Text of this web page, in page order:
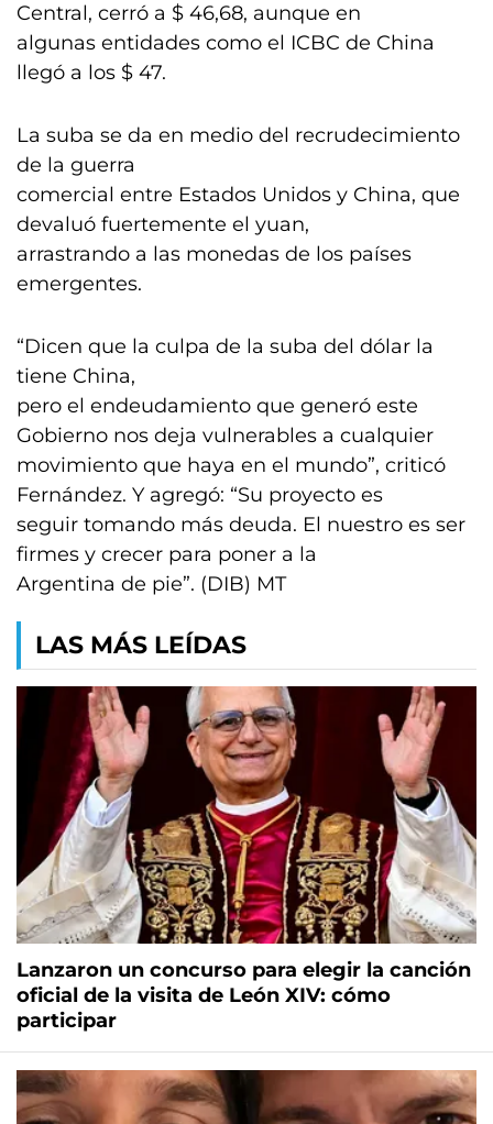
Central, cerró a $ 46,68, aunque en
algunas entidades como el ICBC de China
llegó a los $ 47.
La suba se da en medio del recrudecimiento
de la guerra
comercial entre Estados Unidos y China, que
devaluó fuertemente el yuan,
arrastrando a las monedas de los países
emergentes.
“Dicen que la culpa de la suba del dólar la
tiene China,
pero el endeudamiento que generó este
Gobierno nos deja vulnerables a cualquier
movimiento que haya en el mundo”, criticó
Fernández. Y agregó: “Su proyecto es
seguir tomando más deuda. El nuestro es ser
firmes y crecer para poner a la
Argentina de pie”. (DIB) MT
LAS MÁS LEÍDAS
Lanzaron un concurso para elegir la canción
oficial de la visita de León XIV: cómo
participar